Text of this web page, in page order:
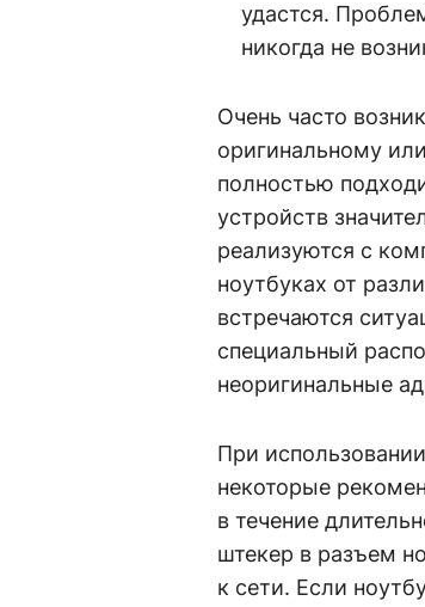
удастся.
никогда не
Очень часто
оригинальному
полностью
устройств
реализуются с
ноутбуках от
встречаются
специальный
неоригинальные
При
некоторые
в течение
штекер в разъем
к сети. Если